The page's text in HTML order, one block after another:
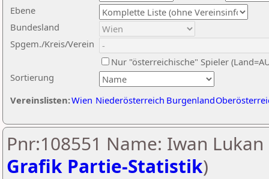
Ebene
Sortierung
Bundesland
Spgem./Kreis/Verein
Nur "österreichische" Spieler
Vereinslisten:Wien Niederösterreich Burgenland
Pnr:108551 Name: Iwan Lukan
Grafik Partie-Statistik)